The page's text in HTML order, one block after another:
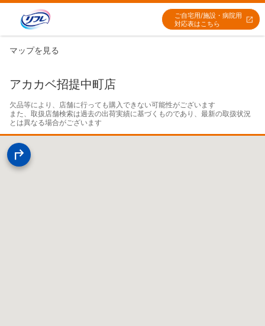
ご自宅用/施設・病院用
対応表はこちら
マップを見る
アカカベ招提中町店
欠品等により、店舗に行っても購入できない可能性がございます
また、取扱店舗検索は過去の出荷実績に基づくものであり、最新の取扱状況
とは異なる場合がございます